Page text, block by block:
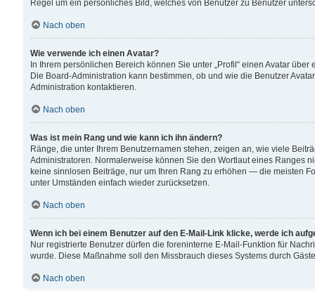
Regel um ein persönliches Bild, welches von Benutzer zu Benutzer
Nach oben
Wie verwende ich einen Avatar?
In Ihrem persönlichen Bereich können Sie unter „Profil“ einen Avatar
Die Board-Administration kann bestimmen, ob und wie die Benutzer
Administration kontaktieren.
Nach oben
Was ist mein Rang und wie kann ich ihn ändern?
Ränge, die unter Ihrem Benutzernamen stehen, zeigen an, wie viele
Administratoren. Normalerweise können Sie den Wortlaut eines Ranges
keine sinnlosen Beiträge, nur um Ihren Rang zu erhöhen — die meisten
unter Umständen einfach wieder zurücksetzen.
Nach oben
Wenn ich bei einem Benutzer auf den E-Mail-Link klicke, werde ich
Nur registrierte Benutzer dürfen die foreninterne E-Mail-Funktion für
wurde. Diese Maßnahme soll den Missbrauch dieses Systems durch
Nach oben